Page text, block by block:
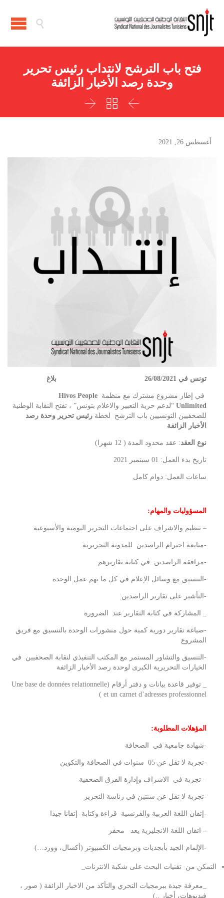

فتح باب الترشح لانتداب رئيس تحرير
وحدة رصد الأخبار الزائفة



أغسطس 26, 2021
تونس في 26/08/2021 بلاغ
في إطار مشروع مشترك مع منظمة Hivos People
Unlimited “لدعم حرية التعبير والاعلام بتونس” ، تفتح النقابة الوطنية
للصحفيين التونسيين باب الترشح لخطة رئيس تحرير وحدة رصد
الأخبار الزائفة
نوع العقد: عقد محدود المدة ( 12 شهرا)
تاريخ بدء العمل: 01 سبتمبر 2021
ساعات العمل: دوام كامل
المسؤوليات والمهام:
– تنظيم والاشراف على اجتماعات التحرير اليومية والأسبوعية
-متابعة احترام الراصدين للمدونة التحريرية
-مرافقة الراصدين في كتابة تقاريرهم
-التنسيق مع وسائل الإعلام في كل ما يهم عمل الوحدة
-التأشير على تقارير الراصدين
_ المشاركة في كتابة التقارير عند الضرورة
-صياغة تقارير دورية كمية حول منشورات الوحدة بالتنسيق مع فريق
المشروع
-التنسيق والتشاور المستمر مع المكتب التنفيذي لنقابة الصحفيين في
الخيارات التحريرية الكبرى لوحدة رصد الأخبار الزائفة
_ توفير قاعدة بيانات و دفتر أرقام (Une base de données relationnelle
et un carnet d’adresses professionnel )
المؤهلات المطلوبة:
-شهادة جامعية في الصحافة
-تجربة لا تقل عن 05 سنوات في الصحافة والتكوين
– تجربة في الاشراف وإدارة الفرق الصحفية
-تجربة لا تقل عن سنتين في رئاسة التحرير
-إتقان اللغة العربية والفرنسية قراءة وكتابة إتقانا جيدا
– اتقان اللغة الانجليزية يعد محفز
-الإلمام الجيد بأبجديات وبرمجيات الكمبيوتر (أكسال، وورد…)
التمكن من تقنيات البحث على شكبة الانترنات_
_معرفة جيدة ببرمجيات التحري والتأكد من الاخبار الزائفة ( صور ،
فيديوهات، أخبار ..)